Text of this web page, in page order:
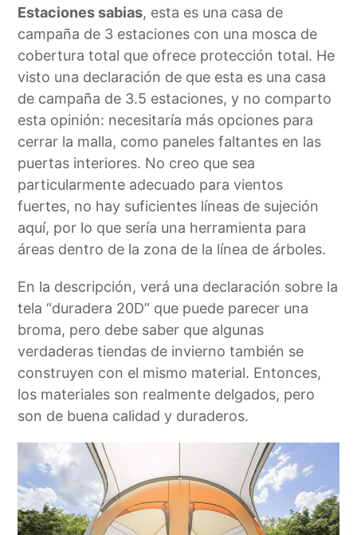
Estaciones sabias, esta es una casa de
campaña de 3 estaciones con una mosca de
cobertura total que ofrece protección total. He
visto una declaración de que esta es una casa
de campaña de 3.5 estaciones, y no comparto
esta opinión: necesitaría más opciones para
cerrar la malla, como paneles faltantes en las
puertas interiores. No creo que sea
particularmente adecuado para vientos
fuertes, no hay suficientes líneas de sujeción
aquí, por lo que sería una herramienta para
áreas dentro de la zona de la línea de árboles.
En la descripción, verá una declaración sobre la
tela “duradera 20D” que puede parecer una
broma, pero debe saber que algunas
verdaderas tiendas de invierno también se
construyen con el mismo material. Entonces,
los materiales son realmente delgados, pero
son de buena calidad y duraderos.